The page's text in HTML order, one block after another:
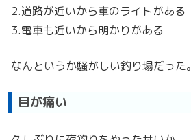
2.道路が近いから車のライトがある
3.電車も近いから明かりがある
なんというか騒がしい釣り場だった。
目が痛い